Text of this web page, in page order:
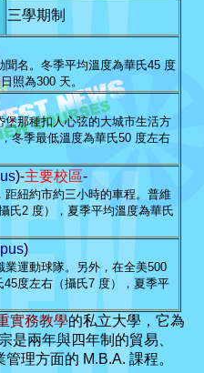
三學期制
名。冬季平均溫度為華氏45 度
照為300 天。
那種扣人心弦的大城市生活方
冬季最低溫度為華氏50 度左右
)-主要校區-
紐約市約三小時的車程。普維
氏2 度），夏季平均溫度為華氏
)
運動球隊。另外，在全美500
45度左右（攝氏7 度），夏季平
實務教學的私立大學，它為
是兩年與四年制的貿易、
理方面的 M.B.A. 課程。